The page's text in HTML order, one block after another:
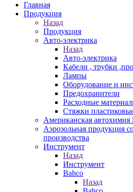
Главная
Продукция
Назад
Продукция
Авто-электрика
Назад
Авто-электрика
Кабели , трубки
Лампы
Оборудование и
Предохранители
Расходные
Стяжки
Американская автохимия
Аэрозольная продукция
производства
Инструмент
Назад
Инструмент
Bahco
Назад